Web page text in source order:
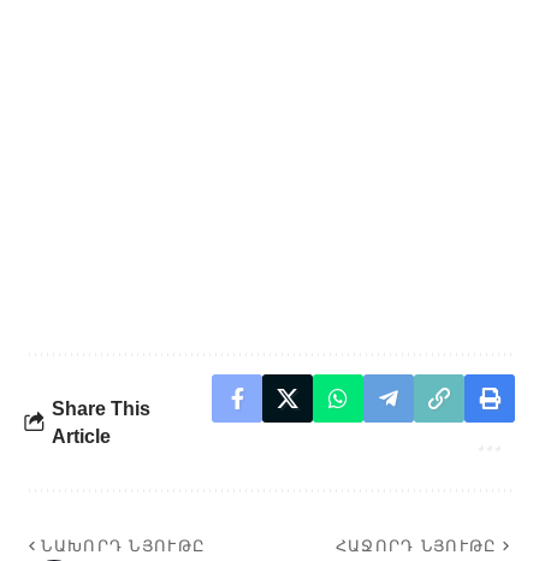
Share This
Article
ՆԱԽՈՐԴ ՆՅՈՒԹԸ ՀԱՋՈՐԴ ՆՅՈՒԹԸ